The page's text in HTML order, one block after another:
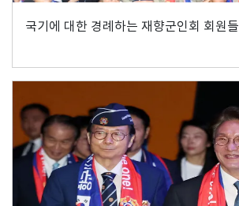
국기에 대한 경례하는 재향군인회 회원들